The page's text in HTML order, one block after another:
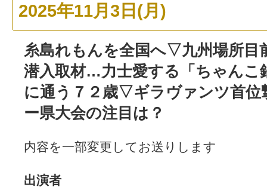
2025年11月3日(月)
糸島れもんを全国へ▽九州場所目
潜入取材…力士愛する「ちゃんこ
に通う７２歳▽ギラヴァンツ首位
ー県大会の注目は？
内容を一部変更してお送りします
出演者